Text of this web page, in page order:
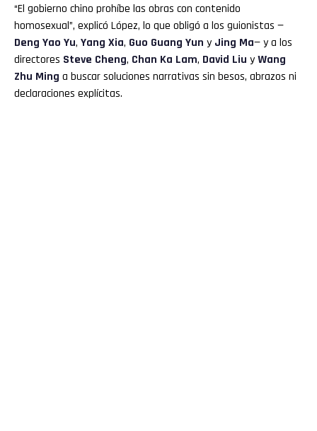
“El gobierno chino prohíbe las obras con contenido
homosexual”, explicó López, lo que obligó a los guionistas —
Deng Yao Yu, Yang Xia, Guo Guang Yun y Jing Ma— y a los
directores Steve Cheng, Chan Ka Lam, David Liu yWang
Zhu Ming a buscar soluciones narrativas sin besos, abrazos ni
declaraciones explícitas.